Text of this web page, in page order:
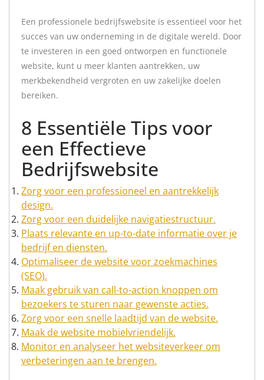
Een professionele bedrijfswebsite is essentieel voor het
succes van uw onderneming in de digitale wereld. Door
te investeren in een goed ontworpen en functionele
website, kunt u meer klanten aantrekken, uw
merkbekendheid vergroten en uw zakelijke doelen
bereiken.
8 Essentiële Tips voor
een Effectieve
Bedrijfswebsite
Zorg voor een professioneel en aantrekkelijk
design.
Zorg voor een duidelijke navigatiestructuur.
Plaats relevante en up-to-date informatie over je
bedrijf en diensten.
Optimaliseer de website voor zoekmachines
(SEO).
Maak gebruik van call-to-action knoppen om
bezoekers te sturen naar gewenste acties.
Zorg voor een snelle laadtijd van de website.
Maak de website mobielvriendelijk.
Monitor en analyseer het websiteverkeer om
verbeteringen aan te brengen.